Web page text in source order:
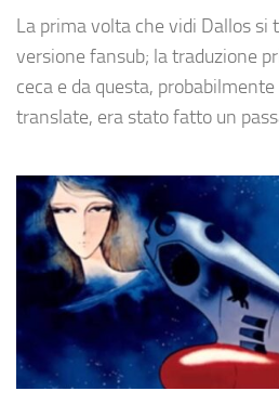
La prima volta che vidi Dallos si
versione fansub; la traduzione
ceca e da questa,
translate, era stato fatto un